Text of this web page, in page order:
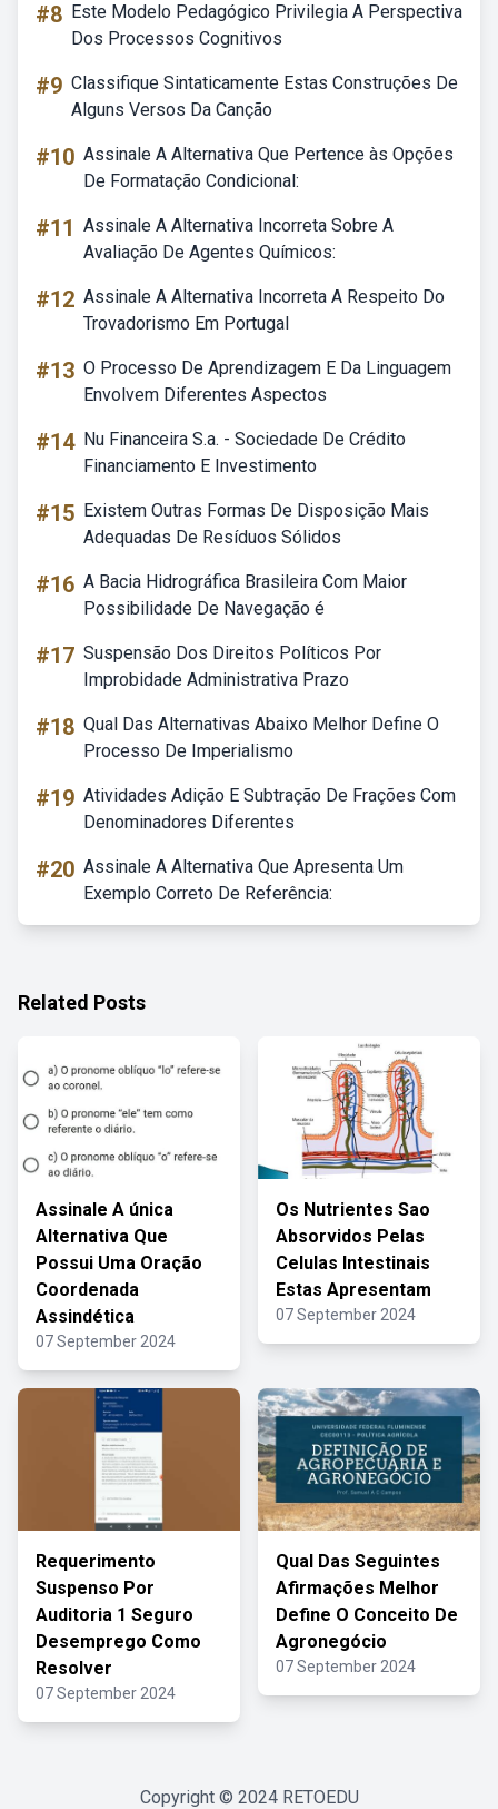
#8 Este Modelo Pedagógico Privilegia A Perspectiva
Dos Processos Cognitivos
#9 Classifique Sintaticamente Estas Construções De
Alguns Versos Da Canção
#10 Assinale A Alternativa Que Pertence às Opções
De Formatação Condicional:
#11 Assinale A Alternativa Incorreta Sobre A
Avaliação De Agentes Químicos:
#12 Assinale A Alternativa Incorreta A Respeito Do
Trovadorismo Em Portugal
#13 O Processo De Aprendizagem E Da Linguagem
Envolvem Diferentes Aspectos
#14 Nu Financeira S.a. - Sociedade De Crédito
Financiamento E Investimento
#15 Existem Outras Formas De Disposição Mais
Adequadas De Resíduos Sólidos
#16 A Bacia Hidrográfica Brasileira Com Maior
Possibilidade De Navegação é
#17 Suspensão Dos Direitos Políticos Por
Improbidade Administrativa Prazo
#18 Qual Das Alternativas Abaixo Melhor Define O
Processo De Imperialismo
#19 Atividades Adição E Subtração De Frações Com
Denominadores Diferentes
#20 Assinale A Alternativa Que Apresenta Um
Exemplo Correto De Referência:
Related Posts
Assinale A única
Alternativa Que
Possui Uma Oração
Coordenada
Assindética
07 September 2024
Os Nutrientes Sao
Absorvidos Pelas
Celulas Intestinais
Estas Apresentam
07 September 2024
Requerimento
Suspenso Por
Auditoria 1 Seguro
Desemprego Como
Resolver
07 September 2024
Qual Das Seguintes
Afirmações Melhor
Define O Conceito De
Agronegócio
07 September 2024
Copyright © 2024 RETOEDU